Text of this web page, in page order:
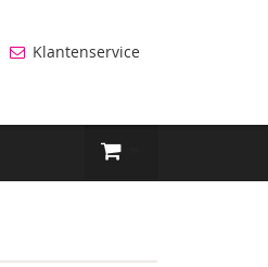
Klantenservice